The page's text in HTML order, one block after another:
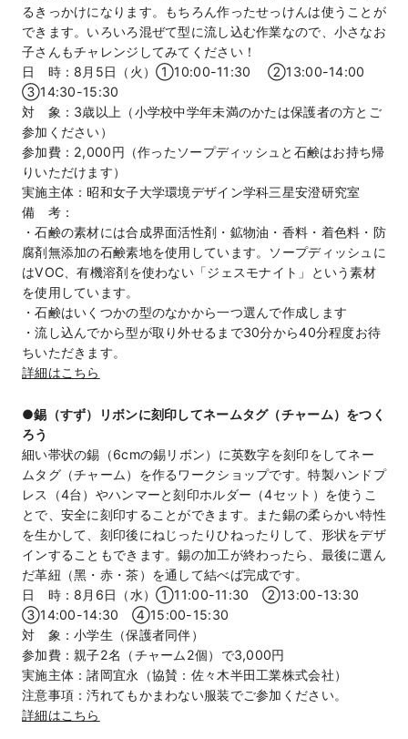
るきっかけになります。もちろん作ったせっけんは使うことが
できます。いろいろ混ぜて型に流し込む作業なので、小さなお
子さんもチャレンジしてみてください！
日 時：8月5日（火）①10:00-11:30 ②13:00-14:00
③14:30-15:30
対 象：3歳以上（小学校中学年未満のかたは保護者の方とご
参加ください）
参加費：2,000円（作ったソープディッシュと石鹸はお持ち帰
りいただけます）
実施主体：昭和女子大学環境デザイン学科三星安澄研究室
備 考：
・石鹸の素材には合成界面活性剤・鉱物油・香料・着色料・防
腐剤無添加の石鹸素地を使用しています。ソープディッシュに
はVOC、有機溶剤を使わない「ジェスモナイト」という素材
を使用しています。
・石鹸はいくつかの型のなかから一つ選んで作成します
・流し込んでから型が取り外せるまで30分から40分程度お待
ちいただきます。
詳細はこちら
●錫（すず）リボンに刻印してネームタグ（チャーム）をつく
ろう
細い帯状の錫（6cmの錫リボン）に英数字を刻印をしてネー
ムタグ（チャーム）を作るワークショップです。特製ハンドプ
レス（4台）やハンマーと刻印ホルダー（4セット）を使うこ
とで、安全に刻印することができます。また錫の柔らかい特性
を⽣かして、刻印後にねじったりひねったりして、形状をデザ
インすることもできます。錫の加⼯が終わったら、最後に選ん
だ⾰紐（⿊・⾚・茶）を通して結べば完成です。
日 時：8月6日（水）①11:00-11:30 ②13:00-13:30
③14:00-14:30 ④15:00-15:30
対 象：小学生（保護者同伴）
参加費：親子2名（チャーム2個）で3,000円
実施主体：諸岡宜永（協賛：佐々木半田工業株式会社）
注意事項：汚れてもかまわない服装でご参加ください。
詳細はこちら